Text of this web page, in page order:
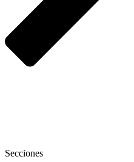
Secciones